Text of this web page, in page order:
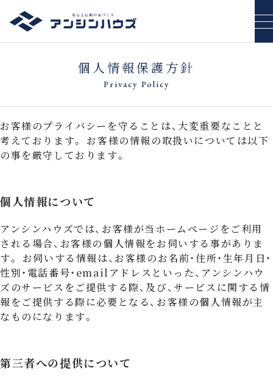
個人情報保護方針
Privacy Policy
お客様のプライバシーを守ることは、大変重要なことと
考えております。 お客様の情報の取扱いについては以下
の事を厳守しております。
個人情報について
アンシンハウズでは、お客様が当ホームページをご利用
される場合、お客様の個人情報をお伺いする事がありま
す。 お伺いする情報は、お客様のお名前・住所・生年月日・
性別・電話番号・emailアドレスといった、アンシンハウ
ズのサービスをご提供する際、及び、サービスに関する情
報をご提供する際に必要となる、お客様の個人情報が主
なものになります。
第三者への提供について